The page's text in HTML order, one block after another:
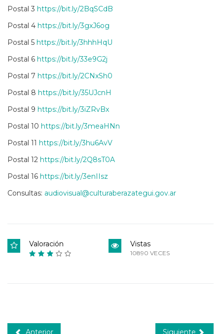
Postal 3 https://bit.ly/2BqSCdB
Postal 4 https://bit.ly/3gxJ6og
Postal 5 https://bit.ly/3hhhHqU
Postal 6 https://bit.ly/33e9G2j
Postal 7 https://bit.ly/2CNxSh0
Postal 8 https://bit.ly/35UJcnH
Postal 9 https://bit.ly/3iZRvBx
Postal 10 https://bit.ly/3meaHNn
Postal 11 https://bit.ly/3hu6AvV
Postal 12 https://bit.ly/2Q8sT0A
Postal 16 https://bit.ly/3enIIsz
Consultas: audiovisual@culturaberazategui.gov.ar
Valoración Vistas
10890 VECES
Anterior Siguiente